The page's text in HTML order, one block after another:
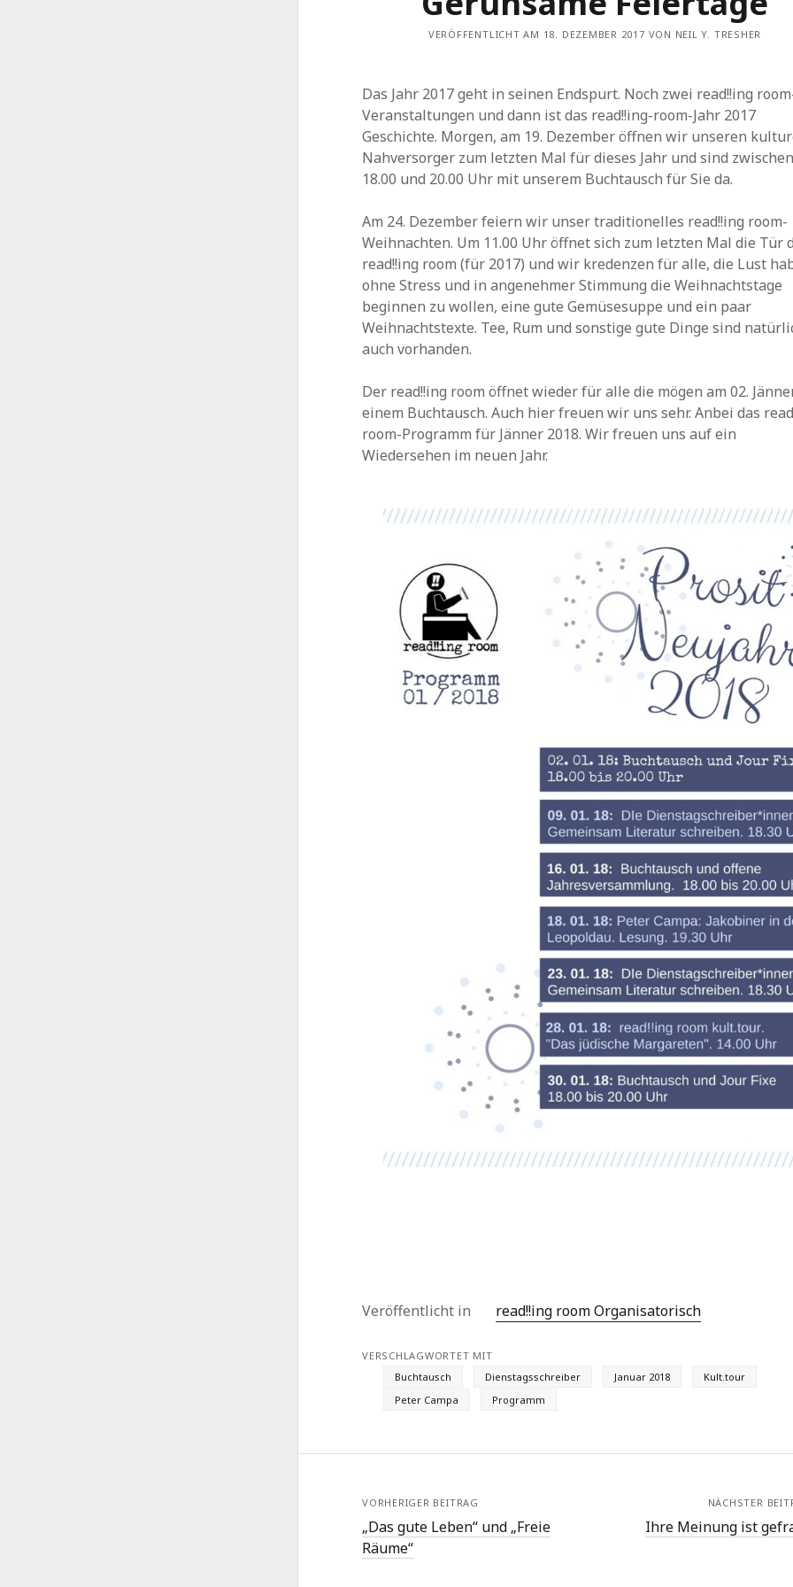
VERÖFFENTLICHT AM 18. DEZEMBER 2017 VON NEIL Y. TRESHER
Das Jahr 2017 geht in seinen Endspurt. Noch zwei read!!ing
Veranstaltungen und dann ist das read!!ing-room-Jahr 2017
Geschichte. Morgen, am 19. Dezember öffnen wir unseren
Nahversorger zum letzten Mal für dieses Jahr und sind zwischen
18.00 und 20.00 Uhr mit unserem Buchtausch für Sie da.
Am 24. Dezember feiern wir unser traditionelles read!!ing room-
Weihnachten. Um 11.00 Uhr öffnet sich zum letzten Mal die Tür
read!!ing room (für 2017) und wir kredenzen für alle, die Lust
ohne Stress und in angenehmer Stimmung die Weihnachtstage
beginnen zu wollen, eine gute Gemüsesuppe und ein paar
Weihnachtstexte. Tee, Rum und sonstige gute Dinge sind
auch vorhanden.
Der read!!ing room öffnet wieder für alle die mögen am 02.
einem Buchtausch. Auch hier freuen wir uns sehr. Anbei das
room-Programm für Jänner 2018. Wir freuen uns auf ein
Wiedersehen im neuen Jahr.
Veröffentlicht in read!!ing room Organisatorisch
VERSCHLAGWORTET MIT
Buchtausch
Dienstagsschreiber Januar 2018
Kult.tour
Peter Campa
Programm
VORHERIGER BEITRAG
„Das gute Leben“ und „Freie
Räume“
NÄCHSTER
Ihre Meinung ist